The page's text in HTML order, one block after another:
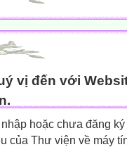
vị đến với
hoặc chưa đăng
của Thư viện về máy